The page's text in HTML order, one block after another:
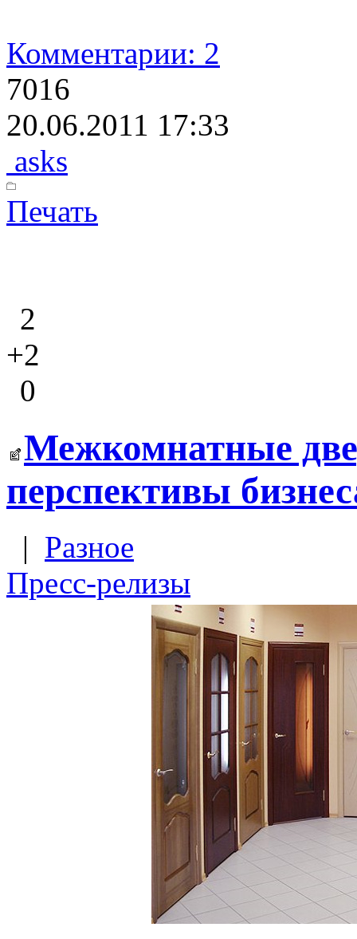
Комментарии: 2
7016
20.06.2011 17:33
asks
Печать
2
+2
0
Межкомнатные
перспективы
| Разное
Пресс-релизы